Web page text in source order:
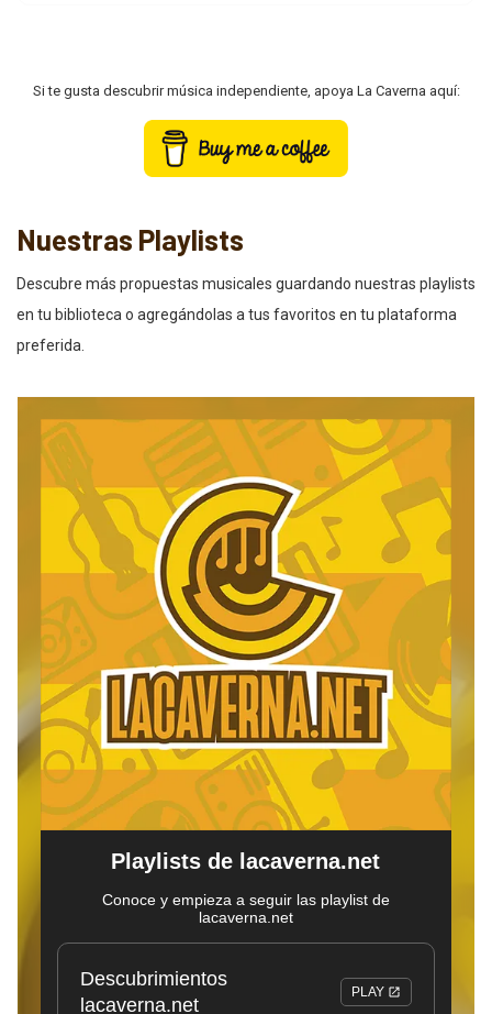
Si te gusta descubrir música independiente, apoya La Caverna aquí:
Nuestras Playlists
Descubre más propuestas musicales guardando nuestras playlists
en tu biblioteca o agregándolas a tus favoritos en tu plataforma
preferida.